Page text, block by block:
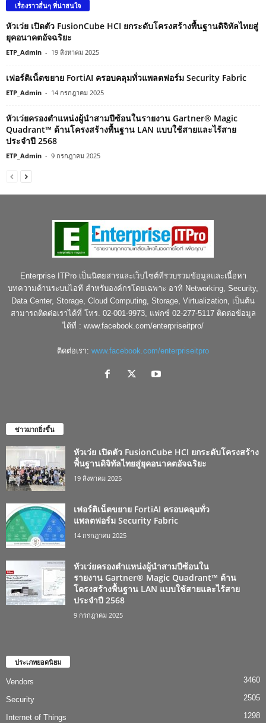
เรื่องราวอื่นๆ ที่น่าสนใจ
หัวเว่ย เปิดตัว FusionCube HCI ยกระดับโครงสร้างพื้นฐานดิจิทัลไทยสู่
ยุคอนาคตอัจฉริยะ
ETP_Admin - 19 สิงหาคม 2025
เฟอร์ติเน็ตขยาย FortiAI ครอบคลุมทั่วแพลตฟอร์ม Security Fabric
ETP_Admin - 14 กรกฎาคม 2025
หัวเว่ยครองตำแหน่งผู้นำสามปีซ้อนในรายงาน Gartner® Magic
Quadrant™ ด้านโครงสร้างพื้นฐาน LAN แบบใช้สายและไร้สาย
ประจำปี 2568
ETP_Admin - 9 กรกฎาคม 2025
Enterprise ITPro เป็นนิตยสารและเว็บไซต์ที่รวบรวมข้อมูลและเนื้อหา
บทความด้านระบบไอที สำหรับองค์กรโดยเฉพาะ อาทิ Networking, Security,
Data Center, Storage, Cloud Computing, Storage, Virtualization, เป็นต้น
สามารถติดต่อเราได้ที่ โทร. 02-001-9973, แฟกซ์ 02-277-5117 ติดต่อข้อมูล
ได้ที่ : www.facebook.com/enterpriseitpro/
ติดต่อเรา: www.facebook.com/enterpriseitpro
ข่าวมากยิ่งขึ้น
หัวเว่ย เปิดตัว FusionCube HCI ยกระดับโครงสร้าง
พื้นฐานดิจิทัลไทยสู่ยุคอนาคตอัจฉริยะ
19 สิงหาคม 2025
เฟอร์ติเน็ตขยาย FortiAI ครอบคลุมทั่ว
แพลตฟอร์ม Security Fabric
14 กรกฎาคม 2025
หัวเว่ยครองตำแหน่งผู้นำสามปีซ้อนใน
รายงาน Gartner® Magic Quadrant™ ด้าน
โครงสร้างพื้นฐาน LAN แบบใช้สายและไร้สาย
ประจำปี 2568
9 กรกฎาคม 2025
ประเภทยอดนิยม
Vendors 3460
Security 2505
Internet of Things 1298